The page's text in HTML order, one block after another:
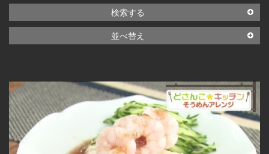
検索する
並べ替え